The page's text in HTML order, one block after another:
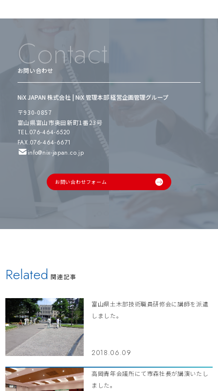
Contact
お問い合わせ
NiX JAPAN 株式会社 | NiX 管理本部 経営企画管理グループ
〒930-0857
富山県富山市奥田新町1番23号
TEL.076-464-6520
FAX.076-464-6671
info@nix-japan.co.jp
お問い合わせフォーム
Related 関連記事
富山県土木部技術職員研修会に講師を派遣
しました。
2018.06.09
高岡青年会議所にて市森社長が講演いたし
ました。